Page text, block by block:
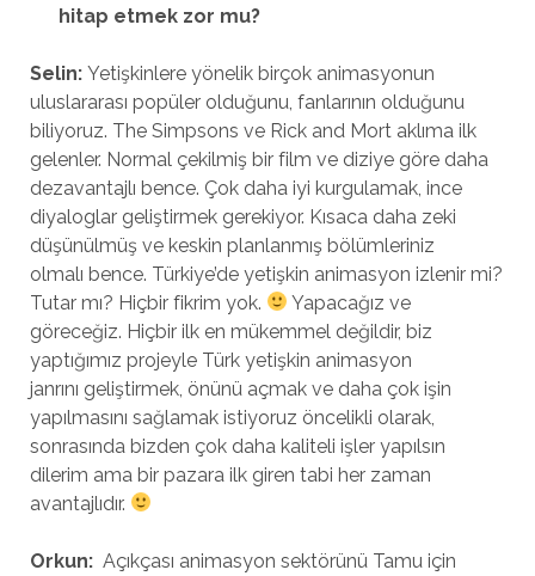
hitap etmek zor mu?
Selin:Yetişkinlere yönelik birçok animasyonun
uluslararası popüler olduğunu, fanlarının olduğunu
biliyoruz. The Simpsons ve Rick and Mort aklıma ilk
gelenler. Normal çekilmiş bir film ve diziye göre daha
dezavantajlı bence. Çok daha iyi kurgulamak, ince
diyaloglar geliştirmek gerekiyor. Kısaca daha zeki
düşünülmüş ve keskin planlanmış bölümleriniz
olmalı bence. Türkiye’de yetişkin animasyon izlenir mi?
Tutar mı? Hiçbir fikrim yok.
Yapacağız ve
göreceğiz. Hiçbir ilk en mükemmel değildir, biz
yaptığımız projeyle Türk yetişkin animasyon
janrını geliştirmek, önünü açmak ve daha çok işin
yapılmasını sağlamak istiyoruz öncelikli olarak,
sonrasında bizden çok daha kaliteli işler yapılsın
dilerim ama bir pazara ilk giren tabi her zaman
avantajlıdır.
Orkun:Açıkçası animasyon sektörünü Tamu için